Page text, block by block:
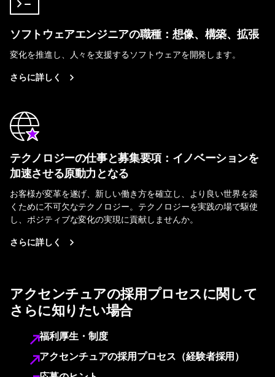
ソフトウェアエンジニアの職種：想像、構築、拡張
変化を推進し、人々を支援するソフトウェアを開発します。
さらに詳しく
テクノロジーの仕事と募集要項：イノベーションを
加速させる原動力となる
お客様が変革を遂げ、新しい働き方を確立し、より良い世界を築
くために不可欠なテクノロジー。テクノロジーを実践の場で駆使
し、ポジティブな変化の実現に貢献しませんか。
さらに詳しく
アクセンチュアの採用プロセスに関して
さらに知りたい場合
福利厚生・制度
アクセンチュアの採用プロセス（経験者採用）